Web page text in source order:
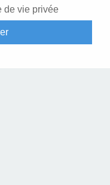
de vie privée